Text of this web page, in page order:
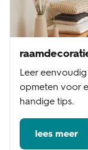
Leer
opmeten voor
handige tips.
lees meer